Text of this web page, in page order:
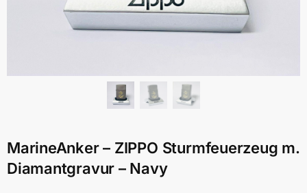
MarineAnker – ZIPPO Sturmfeuerzeug m.
Diamantgravur – Navy